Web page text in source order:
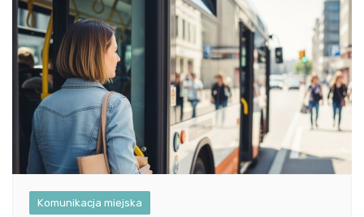
Komunikacja miejska